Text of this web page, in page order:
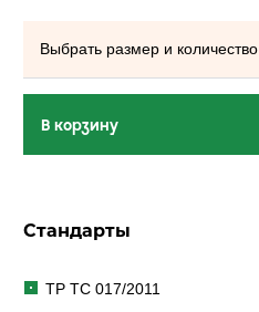
Выбрать размер и количество
В корзину
Стандарты
ТР ТС 017/2011